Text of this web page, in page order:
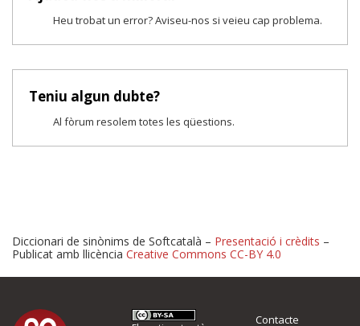
Heu trobat un error? Aviseu-nos si veieu cap problema.
Teniu algun dubte?
Al fòrum resolem totes les qüestions.
Proposeu-nos millores o
Diccionari de sinònims de Softcatalà – Presentació i crèdits –
Publicat amb llicència Creative Commons CC-BY 4.0
Contacte